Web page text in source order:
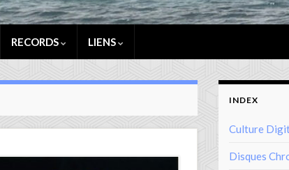
RECORDS LIENS
INDEX
Culture
Disques